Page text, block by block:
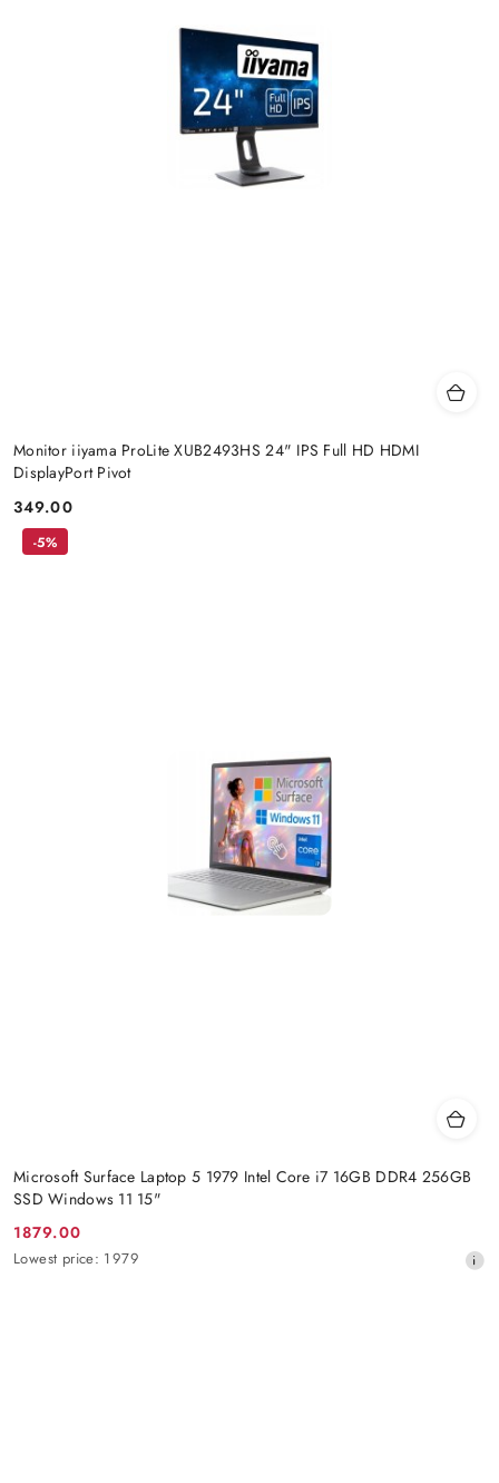
Monitor iiyama ProLite XUB2493HS 24" IPS Full HD HDMI
DisplayPort Pivot
Price:
349.00
Microsoft Surface Laptop 5 1979 Intel Core i7 16GB DDR4 256GB
SSD Windows 11 15"
Promotion
price:
1879.00
Lowest
Lowest price: 1979
-5%